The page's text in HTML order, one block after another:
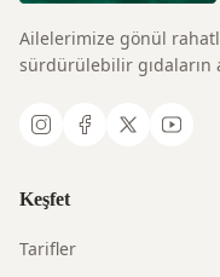
Ailelerimize gönül
sürdürülebilir gıdaların
Keşfet
Tarifler